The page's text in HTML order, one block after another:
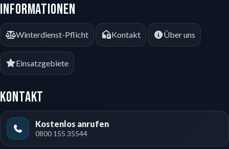
Informationen
Winterdienst-Pflicht Kontakt Über uns
Einsatzgebiete
Kontakt
Kostenlos anrufen
0800 155 35544